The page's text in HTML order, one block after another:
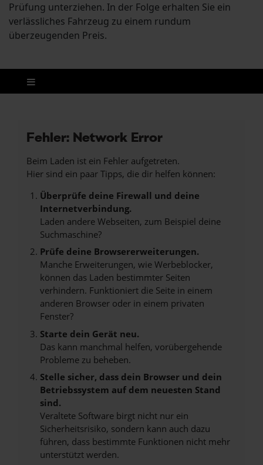
Prüfung unterziehen. In der Folge erhalten Sie ein
verlässliches Fahrzeug zu einem rundum
überzeugenden Preis.
Fehler: Network Error
Beim Laden ist ein Fehler aufgetreten.
Hier sind ein paar Tipps, die dir helfen können:
Überprüfe deine Firewall und deine
Internetverbindung.
Laden andere Webseiten, zum Beispiel deine
Suchmaschine?
Prüfe deine Browsererweiterungen.
Manche Erweiterungen, wie Werbeblocker,
können das Laden bestimmter Seiten
verhindern. Funktioniert die Seite in einem
anderen Browser oder in einem privaten
Fenster?
Starte dein Gerät neu.
Das kann manchmal helfen, vorübergehende
Probleme zu beheben.
Stelle sicher, dass dein Browser und dein
Betriebssystem auf dem neuesten Stand
sind.
Veraltete Software birgt nicht nur ein
Sicherheitsrisiko, sondern kann auch dazu
führen, dass bestimmte Funktionen nicht mehr
unterstützt werden.